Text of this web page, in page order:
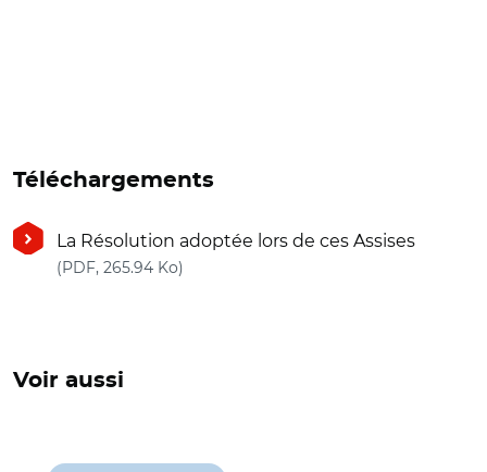
Téléchargements
La Résolution adoptée lors de ces Assises
(PDF, 265.94 Ko)
Voir aussi